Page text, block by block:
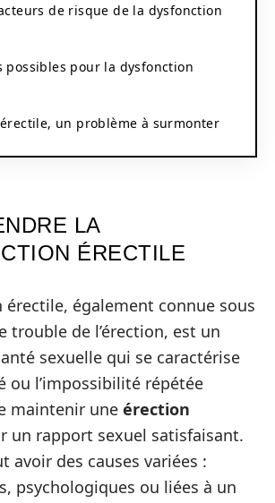
de risque de la dysfonction
possibles pour la dysfonction
un problème à surmonter
LA
ÉRECTILE
érectile, également connue sous
trouble de l’érection, est un
sexuelle qui se caractérise
ou l’impossibilité répétée
maintenir une érection
un rapport sexuel satisfaisant.
avoir des causes variées :
psychologiques ou liées à un